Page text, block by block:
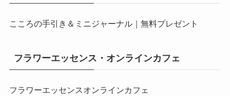
こころの手引き＆ミニジャーナル｜無料プレゼント
フラワーエッセンス・オンラインカフェ
フラワーエッセンスオンラインカフェ